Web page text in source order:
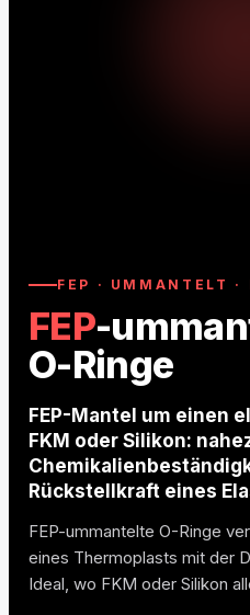
O-Ring Lexikon
FEP · UMMANTELT ·
FEP-
O-Ringe
FEP-Mantel um einen
FKM oder Silikon:
Rückstellkraft eines
FEP-ummantelte O-Ringe
eines Thermoplasts mit der
Ideal, wo FKM oder Silikon